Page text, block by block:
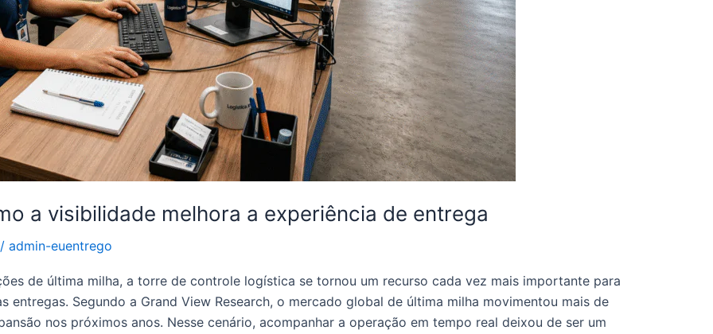
a visibilidade melhora a experiência de entrega
/ admin-euentrego
de última milha, a torre de controle logística se tornou um recurso cada vez mais importante para
entregas. Segundo a Grand View Research, o mercado global de última milha movimentou mais de
nos próximos anos. Nesse cenário, acompanhar a operação em tempo real deixou de ser um